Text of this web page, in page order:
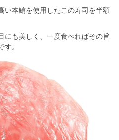
い本鮪を使用したこの寿司を半額
にも美しく、一度食べればその旨
す。